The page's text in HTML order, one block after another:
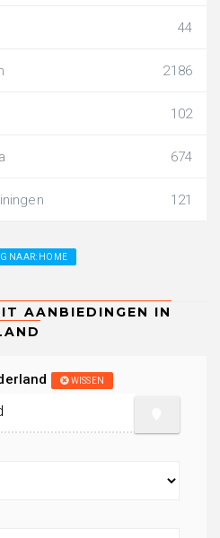
44
2186
102
674
121
NAAR: HOME
WISSEN